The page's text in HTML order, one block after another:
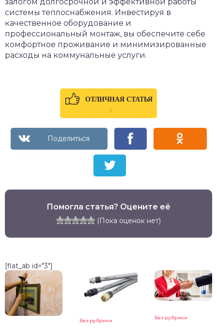
системы теплоснабжения. Инвестируя в
качественное оборудование и
профессиональный монтаж, вы обеспечите себе
комфортное проживание и минимизированные
расходы на коммунальные услуги.
ОТЛИЧНАЯ СТАТЬЯ
0
Помогла статья? Оцените её
(Пока оценок нет)
[flat_ab id="3"]
Без рубрики Без рубрики